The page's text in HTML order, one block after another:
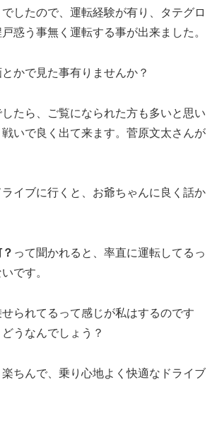
したので、運転経験が有り、タテグロ
惑う事無く運転する事が出来ました。
かで見た事有りませんか？
たら、ご覧になられた方も多いと思い
いで良く出て来ます。菅原文太さんが
イブに行くと、お爺ちゃんに良く話か
って聞かれると、率直に運転してるっ
です。
られてるって感じが私はするのです
うなんでしょう？
ちんで、乗り心地よく快適なドライブ